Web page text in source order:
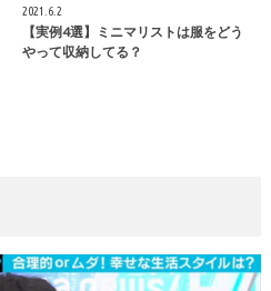
2021.6.2
【実例4選】ミニマリストは服をどう
やって収納してる？